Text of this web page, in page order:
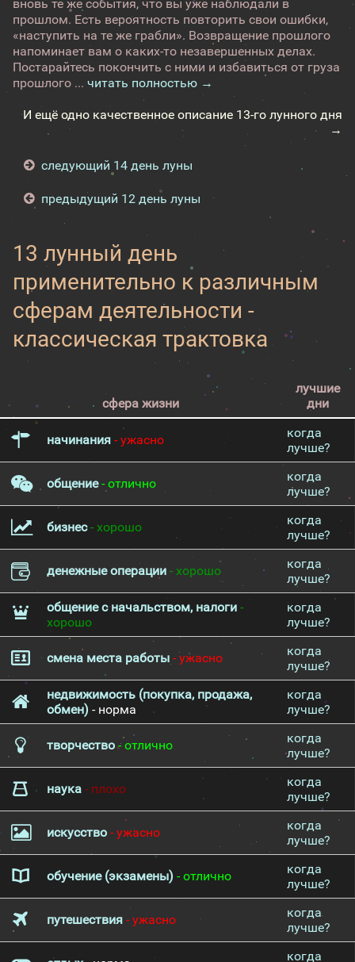
вновь те же события, что вы уже наблюдали в
прошлом. Есть вероятность повторить свои ошибки,
«наступить на те же грабли». Возвращение прошлого
напоминает вам о каких-то незавершенных делах.
Постарайтесь покончить с ними и избавиться от груза
прошлого ... читать полностью →
И ещё одно качественное описание 13-го лунного дня
→
следующий 14 день луны
предыдущий 12 день луны
13 лунный день
применительно к различным
сферам деятельности -
классическая трактовка
сфера жизни
лучшие
дни
начинания - ужасно
когда
лучше?
общение- отлично
когда
лучше?
бизнес- хорошо
когда
лучше?
денежные операции - хорошо
когда
лучше?
общение с начальством, налоги -
хорошо
когда
лучше?
смена места работы - ужасно
когда
лучше?
недвижимость (покупка, продажа,
обмен) - норма
когда
лучше?
творчество- отлично
когда
лучше?
наука - плохо
когда
лучше?
искусство - ужасно
когда
лучше?
обучение (экзамены) - отлично
когда
лучше?
путешествия - ужасно
когда
лучше?
когда